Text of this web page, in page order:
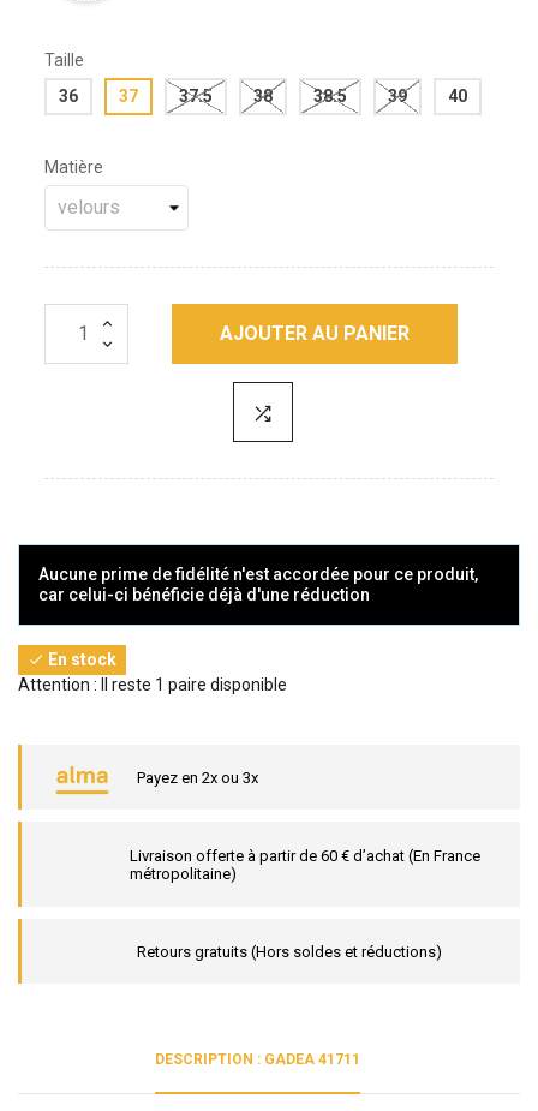
Taille
36
37 37.5 38 38.5 39 40
Matière
AJOUTER AU PANIER
Aucune prime de fidélité n'est accordée pour ce produit,
car celui-ci bénéficie déjà d'une réduction
 En stock
Attention : Il reste 1 paire disponible
Payez en 2x ou 3x
Livraison offerte à partir de 60 € d’achat (En France
métropolitaine)
Retours gratuits (Hors soldes et réductions)
DESCRIPTION : GADEA 41711